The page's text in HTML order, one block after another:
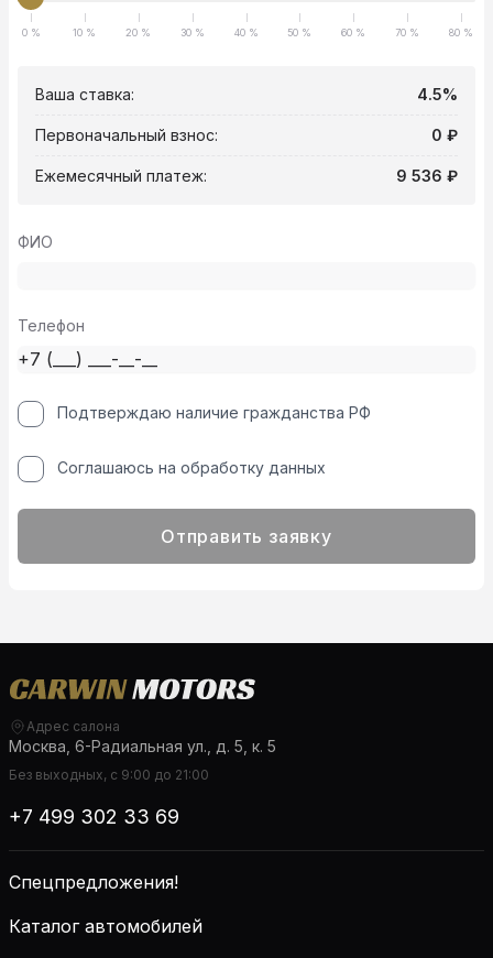
0 % 10 % 20 % 30 % 40 % 50 % 60 % 70 % 80 %
Ваша ставка: 4.5%
Первоначальный взнос: 0 ₽
Ежемесячный платеж: 9 536 ₽
ФИО
Телефон
Подтверждаю наличие гражданства РФ
Соглашаюсь на обработку данных
Отправить заявку
Адрес салона
Москва, 6-Радиальная ул., д. 5, к. 5
Без выходных, с 9:00 до 21:00
+7 499 302 33 69
Спецпредложения!
Каталог автомобилей